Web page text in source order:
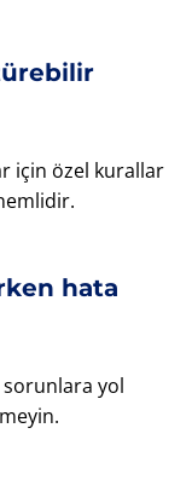
için özel kurallar
hata
yol